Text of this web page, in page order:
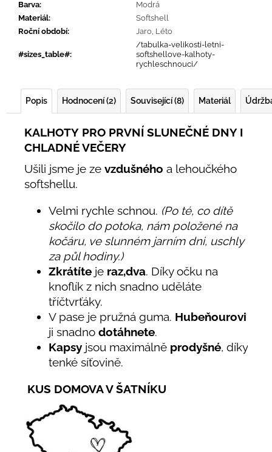
Barva:
Modrá
Materiál:
Softshell
Roční období: Jaro, Léto
#sizes_table#:
/tabulka-velikosti-letni-
softshellove-kalhoty-
rychleschnouci/
Popis Hodnocení (2) Související (8) Materiál
KALHOTY PRO PRVNÍ SLUNEČNÉ DNY I
CHLADNÉ VEČERY
Ušili jsme je ze vzdušného a lehoučkého
softshellu.
Velmi rychle schnou. (Po té, co dítě
skočilo do potoka, nám položené na
kočáru, ve slunném jarním dni, uschly
za půl hodiny.)
Zkrátíte je raz,dva. Díky očku na
knoflík z nich snadno uděláte
tříčtvrťáky.
V pase je pružná guma. Hubeňourovi
ji snadno dotáhnete.
Kapsy jsou maximálně prodyšné, díky
tenké síťovině.
KUS DOMOVA V ŠATNÍKU